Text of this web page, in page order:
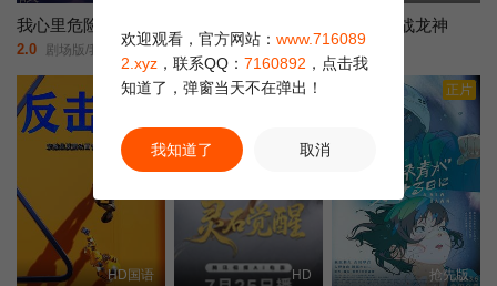
2.0 剧场版/我内心的糟糕念头(台)/The Dangers in My Heart: The Movie/ 6.0 A Story About Fire/
哪吒之决战龙神
6.0
HD国语
正片
HD
正片
抢先版
欢迎观看，官方网站： www.716089
2.xyz ，联系QQ： 7160892 ，点击我
知道了，弹窗当天不在弹出！
我知道了 取消